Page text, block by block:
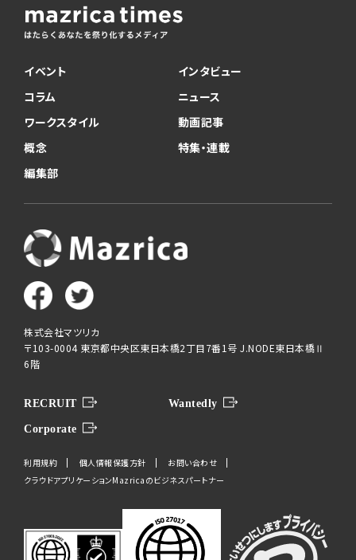
イベント
インタビュー
コラム
ニュース
ワークスタイル
動画記事
概念
特集・連載
編集部
株式会社マツリカ
〒103-0004 東京都中央区東日本橋2丁目7番1号 J.NODE東日本橋Ⅱ
6階
RECRUIT Wantedly
Corporate
利用規約 個人情報保護方針
お問い合わせ
クラウドアプリケーションMazricaのビジネスパートナー